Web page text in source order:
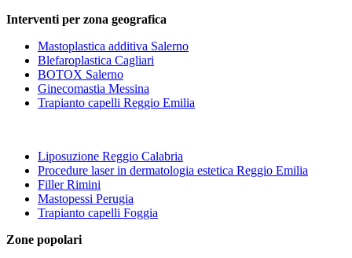
Interventi per zona geografica
Mastoplastica additiva Salerno
Blefaroplastica Cagliari
BOTOX Salerno
Ginecomastia Messina
Trapianto capelli Reggio Emilia
Liposuzione Reggio Calabria
Procedure laser in dermatologia estetica Reggio Emilia
Filler Rimini
Mastopessi Perugia
Trapianto capelli Foggia
Zone popolari